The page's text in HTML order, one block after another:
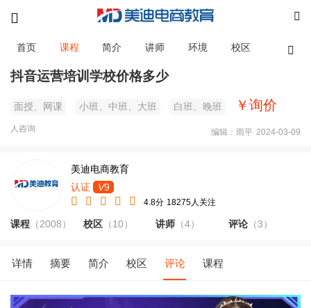
首页 课程 简介 讲师 环境 校区 资讯
抖音运营培训学校价格多少
面授、网课 小班、中班、大班 白班、晚班 ￥询价
人咨询 2024-03-09
编辑：雨平
美迪电商教育
认证
V9
4.8分 18275人关注
课程 （2008） 校区（10） 讲师 （4） 评论（3）
详情 摘要 简介 校区 评论 课程